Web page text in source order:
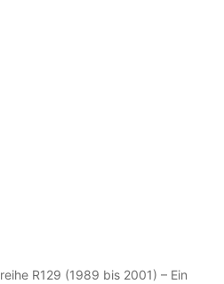
R129 (1989 bis 2001) – Ein